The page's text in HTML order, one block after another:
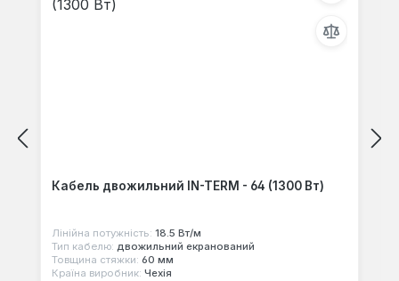
Кабель двожильний IN-TERM - 64 (1300 Вт)
Лінійна потужність: 18.5 Вт/м
Тип кабелю: двожильний екранований
Товщина стяжки: 60 мм
Країна виробник: Чехія